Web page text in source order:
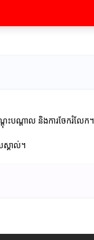
ណ្តុះបណ្តាល និងការចែករំលែក។
ស្គាល់។